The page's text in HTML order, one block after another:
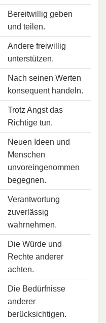
Bereitwillig geben
und teilen.
Andere freiwillig
unterstützen.
Nach seinen Werten
konsequent handeln.
Trotz Angst das
Richtige tun.
Neuen Ideen und
Menschen
unvoreingenommen
begegnen.
Verantwortung
zuverlässig
wahrnehmen.
Die Würde und
Rechte anderer
achten.
Die Bedürfnisse
anderer
berücksichtigen.